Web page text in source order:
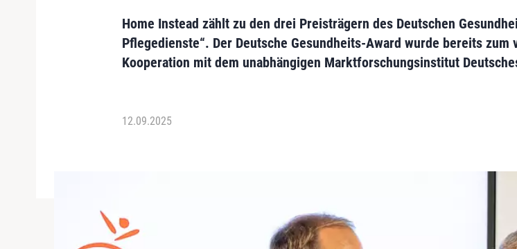
Home Instead zählt zu den drei Preisträgern des Deutschen
Pflegedienste“. Der Deutsche Gesundheits-Award wurde bereits
Kooperation mit dem unabhängigen Marktforschungsinstitut
12.09.2025